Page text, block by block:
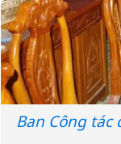
Ban Công